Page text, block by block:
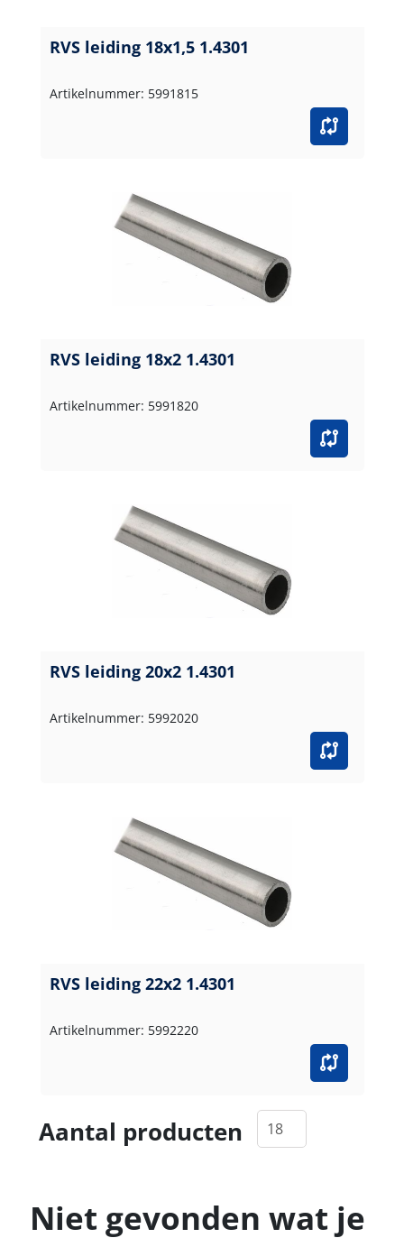
RVS leiding 18x1,5 1.4301
Artikelnummer: 5991815
RVS leiding 18x2 1.4301
Artikelnummer: 5991820
RVS leiding 20x2 1.4301
Artikelnummer: 5992020
RVS leiding 22x2 1.4301
Artikelnummer: 5992220
Aantal producten
Niet gevonden wat je